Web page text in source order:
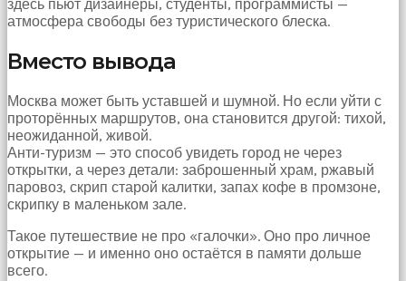
здесь пьют дизайнеры, студенты, программисты —
атмосфера свободы без туристического блеска.
Вместо вывода
Москва может быть уставшей и шумной. Но если уйти с
проторённых маршрутов, она становится другой: тихой,
неожиданной, живой.
Анти-туризм — это способ увидеть город не через
открытки, а через детали: заброшенный храм, ржавый
паровоз, скрип старой калитки, запах кофе в промзоне,
скрипку в маленьком зале.
Такое путешествие не про «галочки». Оно про личное
открытие — и именно оно остаётся в памяти дольше
всего.